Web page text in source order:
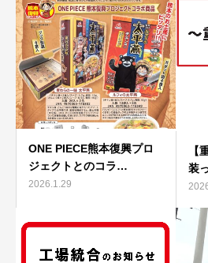
ONE PIECE熊本復興プロ
ジェクトとのコラ…
2026.1.29
【
装